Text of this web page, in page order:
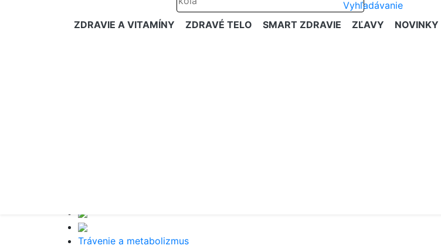
ZDRAVIE A VITAMÍNY ZDRAVÉ TELO SMART ZDRAVIE ZĽAVY NOVINKY
Trávenie a metabolizmus